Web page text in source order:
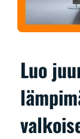
Luo